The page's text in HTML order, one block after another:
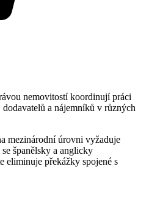
nemovitostí koordinují práci
a nájemníků v různých
mezinárodní úrovni vyžaduje
španělsky a anglicky
eliminuje překážky spojené s